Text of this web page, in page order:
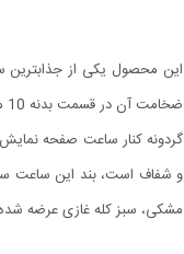
گردونه کنار ساعت صفحه
و شفاف است، بند این ساعت
مشکی، سبز کله غازی عرضه